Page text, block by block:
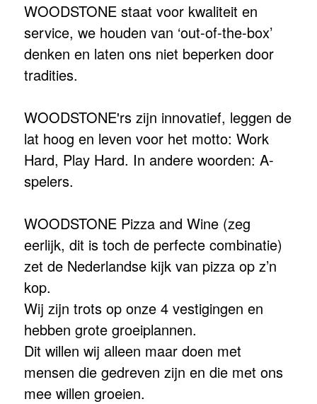
WOODSTONE staat voor kwaliteit en
service, we houden van ‘out-of-the-box’
denken en laten ons niet beperken door
tradities.
WOODSTONE'rs zijn innovatief, leggen de
lat hoog en leven voor het motto: Work
Hard, Play Hard. In andere woorden: A-
spelers.
WOODSTONE Pizza and Wine (zeg
eerlijk, dit is toch de perfecte combinatie)
zet de Nederlandse kijk van pizza op z’n
kop.
Wij zijn trots op onze 4 vestigingen en
hebben grote groeiplannen.
Dit willen wij alleen maar doen met
mensen die gedreven zijn en die met ons
mee willen groeien.